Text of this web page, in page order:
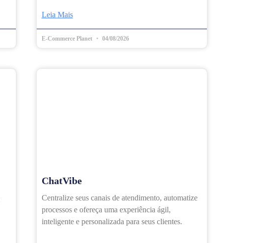
Leia Mais
E-Commerce Planet 04/08/2026
ChatVibe
Centralize seus canais de atendimento, automatize
processos e ofereça uma experiência ágil,
inteligente e personalizada para seus clientes.